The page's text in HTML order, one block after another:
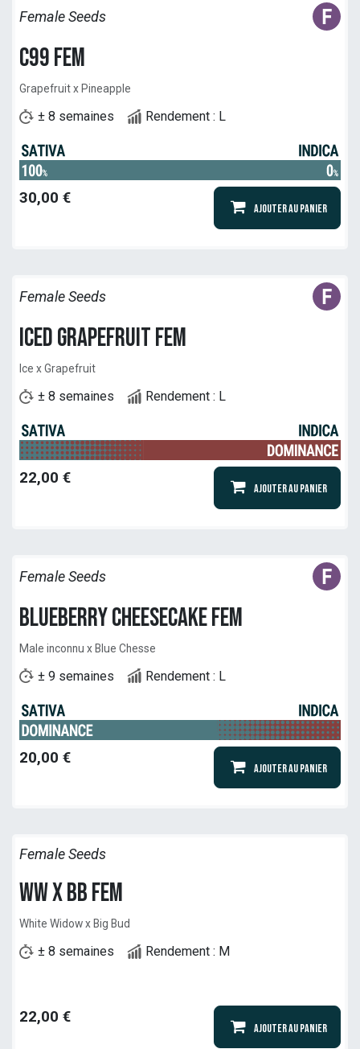
Female Seeds
C99 Fem
Grapefruit x Pineapple
± 8 semaines Rendement : L
30,00 €
Ajouter au panier
Female Seeds
Iced Grapefruit Fem
Ice x Grapefruit
± 8 semaines Rendement : L
22,00 €
Ajouter au panier
Female Seeds
Blueberry Cheesecake Fem
Male inconnu x Blue Chesse
± 9 semaines Rendement : L
20,00 €
Ajouter au panier
Female Seeds
WW x BB Fem
White Widow x Big Bud
± 8 semaines Rendement : M
22,00 €
Ajouter au panier